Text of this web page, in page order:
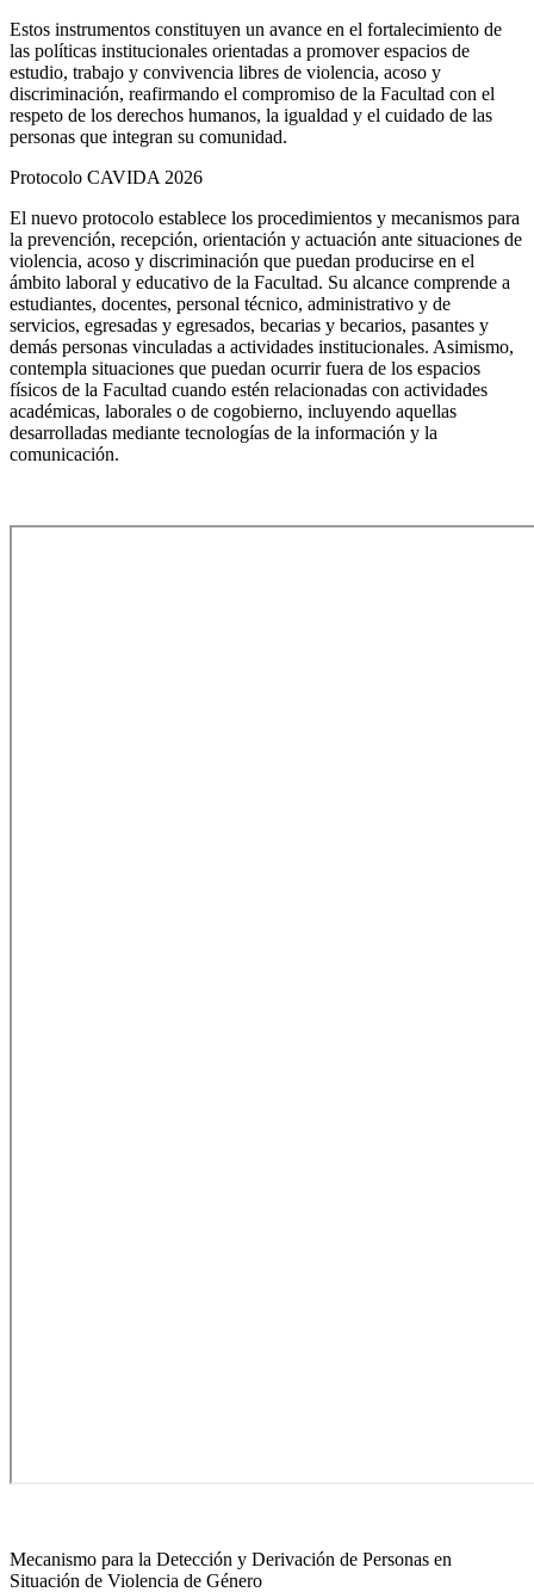
Estos instrumentos constituyen un avance en el fortalecimiento de
las políticas institucionales orientadas a promover espacios de
estudio, trabajo y convivencia libres de violencia, acoso y
discriminación, reafirmando el compromiso de la Facultad con el
respeto de los derechos humanos, la igualdad y el cuidado de las
personas que integran su comunidad.
Protocolo CAVIDA 2026
El nuevo protocolo establece los procedimientos y mecanismos para
la prevención, recepción, orientación y actuación ante situaciones de
violencia, acoso y discriminación que puedan producirse en el
ámbito laboral y educativo de la Facultad. Su alcance comprende a
estudiantes, docentes, personal técnico, administrativo y de
servicios, egresadas y egresados, becarias y becarios, pasantes y
demás personas vinculadas a actividades institucionales. Asimismo,
contempla situaciones que puedan ocurrir fuera de los espacios
físicos de la Facultad cuando estén relacionadas con actividades
académicas, laborales o de cogobierno, incluyendo aquellas
desarrolladas mediante tecnologías de la información y la
comunicación.
Mecanismo para la Detección y Derivación de Personas en
Situación de Violencia de Género